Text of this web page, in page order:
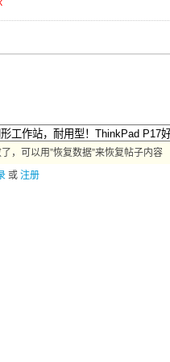
，可以用”恢复数据”来恢复帖子内容
或 注册